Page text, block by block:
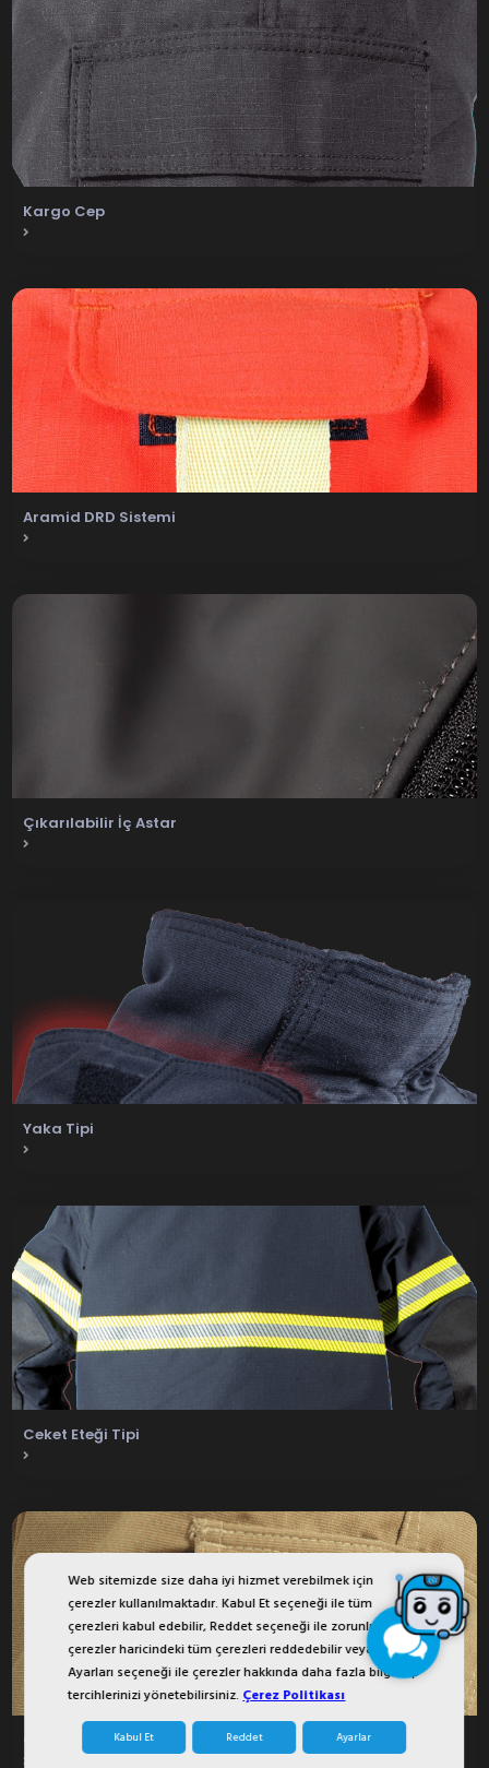
Web sitemizde size daha iyi hizmet verebilmek için
çerezler kullanılmaktadır. Kabul Et seçeneği ile tüm
çerezleri kabul edebilir, Reddet seçeneği ile zorunlu
çerezler haricindeki tüm çerezleri reddedebilir veya Çerez
Ayarları seçeneği ile çerezler hakkında daha fazla bilgi alıp
tercihlerinizi yönetebilirsiniz.Çerez Politikası
Kabul Et Reddet Ayarlar
Kargo Cep
Aramid DRD Sistemi
Çıkarılabilir İç Astar
Yaka Tipi
Ceket Eteği Tipi
Ceplerde Kuş Gözü